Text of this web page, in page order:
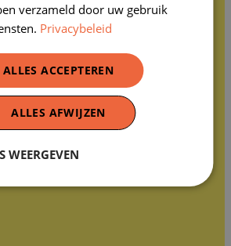
Brussel
Brussels. Alle rechten
verzameld door uw gebruik
Privacybeleid
ALLES ACCEPTEREN
ALLES AFWIJZEN
WEERGEVEN